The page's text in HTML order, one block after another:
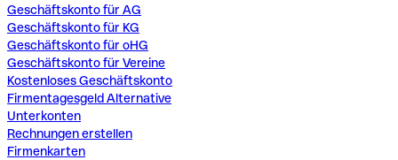
Geschäftskonto für AG
Geschäftskonto für KG
Geschäftskonto für oHG
Geschäftskonto für Vereine
Kostenloses Geschäftskonto
Firmentagesgeld Alternative
Unterkonten
Rechnungen erstellen
Firmenkarten